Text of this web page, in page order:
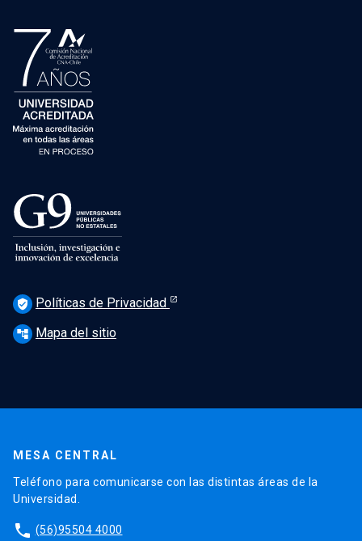
verified_user Políticas de Privacidad
account_tree Mapa del sitio
MESA CENTRAL
Teléfono para comunicarse con las distintas áreas de la
Universidad.
phone (56)95504 4000